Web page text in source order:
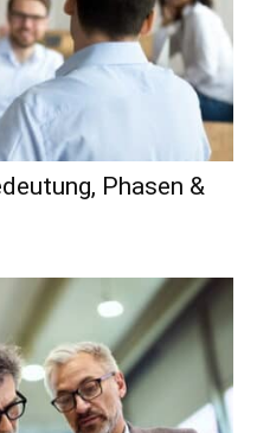
Phasen &